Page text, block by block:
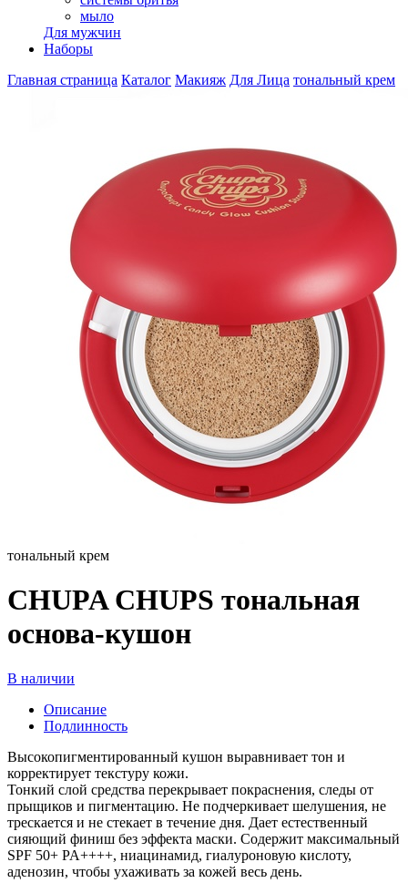
мыло
Для мужчин
Наборы
Главная страница Каталог Макияж Для Лица тональный крем
тональный крем
CHUPA CHUPS тональная
основа-кушон
В наличии
Описание
Подлинность
Высокопигментированный кушон выравнивает тон и
корректирует текстуру кожи.
Тонкий слой средства перекрывает покраснения, следы от
прыщиков и пигментацию. Не подчеркивает шелушения, не
трескается и не стекает в течение дня. Дает естественный
сияющий финиш без эффекта маски. Содержит максимальный
SPF 50+ PA++++, ниацинамид, гиалуроновую кислоту,
аденозин, чтобы ухаживать за кожей весь день.